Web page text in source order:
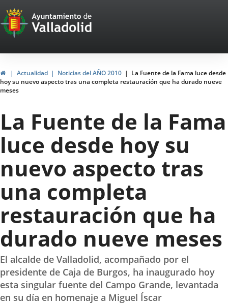
Portal
Web
del
Ayuntamiento
de
Valladolid
HomeActualidad Noticias del AÑO 2010
La Fuente de la Fama luce desde
hoy su nuevo aspecto tras una completa restauración que ha durado nueve
meses
La Fuente de la Fama
luce desde hoy su
nuevo aspecto tras
una completa
restauración que ha
durado nueve meses
El alcalde de Valladolid, acompañado por el
presidente de Caja de Burgos, ha inaugurado hoy
esta singular fuente del Campo Grande, levantada
en su día en homenaje a Miguel Íscar